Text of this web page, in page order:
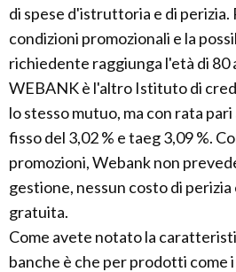
di spese d'istruttoria e di perizia.
condizioni promozionali e la
richiedente raggiunga l'età di 80
WEBANK è l'altro Istituto di
lo stesso mutuo, ma con rata
fisso del 3,02 % e taeg 3,09 %.
promozioni, Webank non
gestione, nessun costo di perizia
gratuita.
Come avete notato la
banche è che per prodotti come